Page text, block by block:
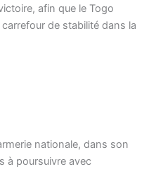
afin que le Togo
de stabilité dans la
nationale, dans son
à poursuivre avec